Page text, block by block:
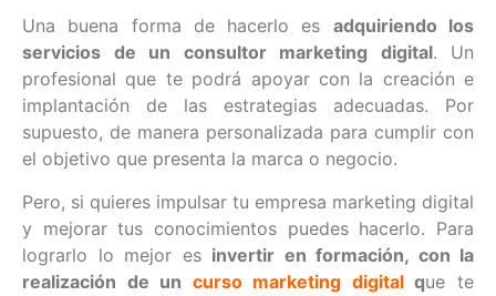
Una buena forma de hacerlo es adquiriendo los
servicios de un consultor marketing digital. Un
profesional que te podrá apoyar con la creación e
implantación de las estrategias adecuadas. Por
supuesto, de manera personalizada para cumplir con
el objetivo que presenta la marca o negocio.
Pero, si quieres impulsar tu empresa marketing digital
y mejorar tus conocimientos puedes hacerlo. Para
lograrlo lo mejor es invertir en formación, con la
realización de un curso marketing digitalque te